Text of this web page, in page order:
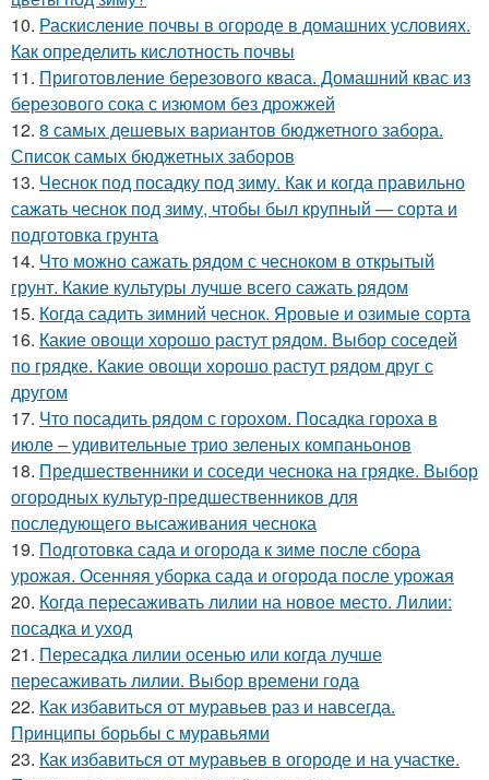
10. Раскисление почвы в огороде в домашних условиях.
Как определить кислотность почвы
11. Приготовление березового кваса. Домашний квас из
березового сока с изюмом без дрожжей
12. 8 самых дешевых вариантов бюджетного забора.
Список самых бюджетных заборов
13. Чеснок под посадку под зиму. Как и когда правильно
сажать чеснок под зиму, чтобы был крупный — сорта и
подготовка грунта
14. Что можно сажать рядом с чесноком в открытый
грунт. Какие культуры лучше всего сажать рядом
15. Когда садить зимний чеснок. Яровые и озимые сорта
16. Какие овощи хорошо растут рядом. Выбор соседей
по грядке. Какие овощи хорошо растут рядом друг с
другом
17. Что посадить рядом с горохом. Посадка гороха в
июле – удивительные трио зеленых компаньонов
18. Предшественники и соседи чеснока на грядке. Выбор
огородных культур-предшественников для
последующего высаживания чеснока
19. Подготовка сада и огорода к зиме после сбора
урожая. Осенняя уборка сада и огорода после урожая
20. Когда пересаживать лилии на новое место. Лилии:
посадка и уход
21. Пересадка лилии осенью или когда лучше
пересаживать лилии. Выбор времени года
22. Как избавиться от муравьев раз и навсегда.
Принципы борьбы с муравьями
23. Как избавиться от муравьев в огороде и на участке.